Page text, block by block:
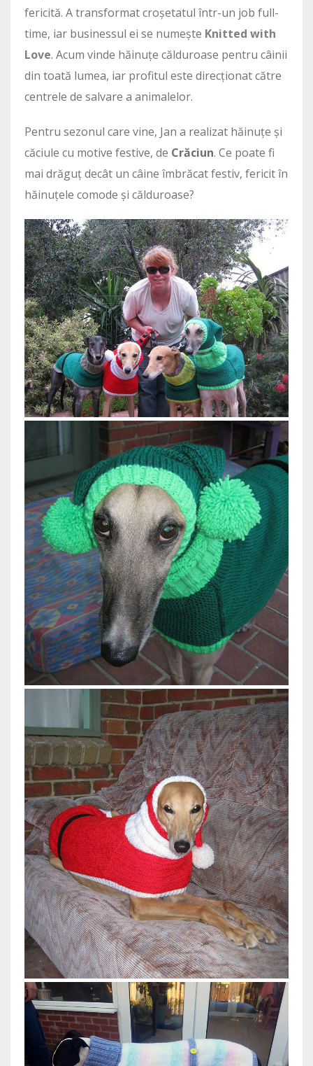
fericită. A transformat croșetatul într-un job full-
time, iar businessul ei se numește Knitted with
Love. Acum vinde hăinuțe călduroase pentru câinii
din toată lumea, iar profitul este direcționat către
centrele de salvare a animalelor.
Pentru sezonul care vine, Jan a realizat hăinuțe și
căciule cu motive festive, de Crăciun. Ce poate fi
mai drăguț decât un câine îmbrăcat festiv, fericit în
hăinuțele comode și călduroase?